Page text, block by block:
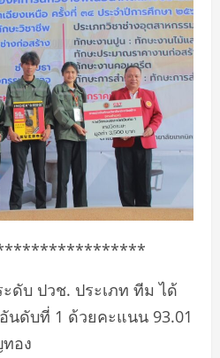
ดับ ปวช. ประเภท ทีม ได้
นดับที่ 1 ด้วยคะแนน 93.01
อง